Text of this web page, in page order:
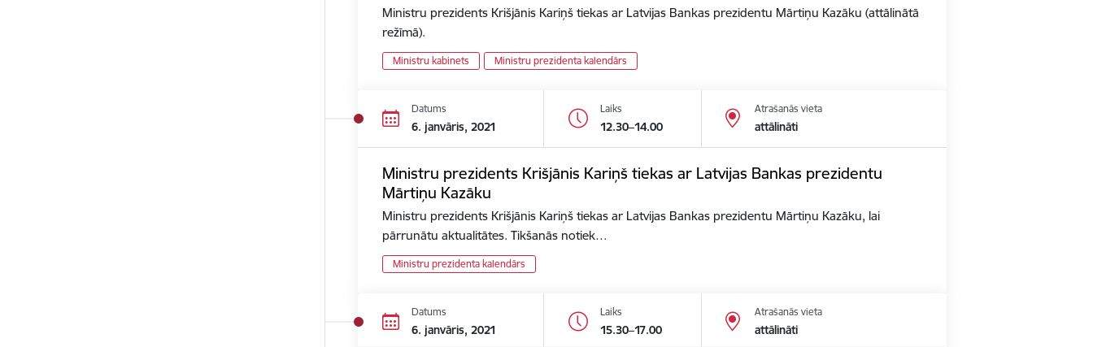
Ministru prezidents Krišjānis Kariņš tiekas ar Latvijas Bankas prezidentu Mārtiņu Kazāku (attālinātā
režīmā).
Ministru kabinets Ministru prezidenta kalendārs
Datums
6. janvāris, 2021
Laiks
12.30–14.00
Atrašanās vieta
attālināti
Ministru prezidents Krišjānis Kariņš tiekas ar Latvijas Bankas prezidentu
Mārtiņu Kazāku
Ministru prezidents Krišjānis Kariņš tiekas ar Latvijas Bankas prezidentu Mārtiņu Kazāku, lai
pārrunātu aktualitātes. Tikšanās notiek…
Ministru prezidenta kalendārs
Datums
6. janvāris, 2021
Laiks
15.30–17.00
Atrašanās vieta
attālināti